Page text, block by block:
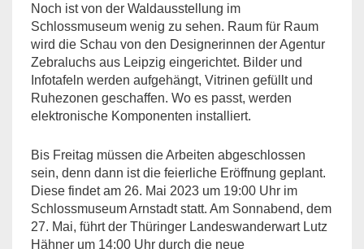
Noch ist von der Waldausstellung im
Schlossmuseum wenig zu sehen. Raum für Raum
wird die Schau von den Designerinnen der Agentur
Zebraluchs aus Leipzig eingerichtet. Bilder und
Infotafeln werden aufgehängt, Vitrinen gefüllt und
Ruhezonen geschaffen. Wo es passt, werden
elektronische Komponenten installiert.
Bis Freitag müssen die Arbeiten abgeschlossen
sein, denn dann ist die feierliche Eröffnung geplant.
Diese findet am 26. Mai 2023 um 19:00 Uhr im
Schlossmuseum Arnstadt statt. Am Sonnabend, dem
27. Mai, führt der Thüringer Landeswanderwart Lutz
Hähner um 14:00 Uhr durch die neue